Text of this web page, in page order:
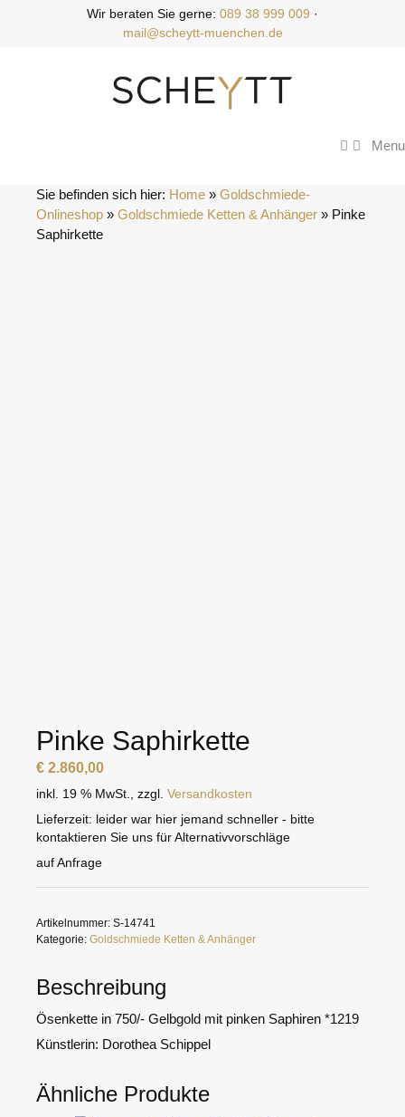
Wir beraten Sie gerne: 089 38 999 009 ·
mail@scheytt-muenchen.de
Menu
Sie befinden sich hier: Home » Goldschmiede-
Onlineshop » Goldschmiede Ketten & Anhänger » Pinke
Saphirkette
Pinke Saphirkette
€ 2.860,00
inkl. 19 % MwSt. zzgl. Versandkosten
Lieferzeit: leider war hier jemand schneller - bitte
kontaktieren Sie uns für Alternativvorschläge
auf Anfrage
Artikelnummer: S-14741
Kategorie: Goldschmiede Ketten & Anhänger
Beschreibung
Ösenkette in 750/- Gelbgold mit pinken Saphiren *1219
Künstlerin: Dorothea Schippel
Ähnliche Produkte